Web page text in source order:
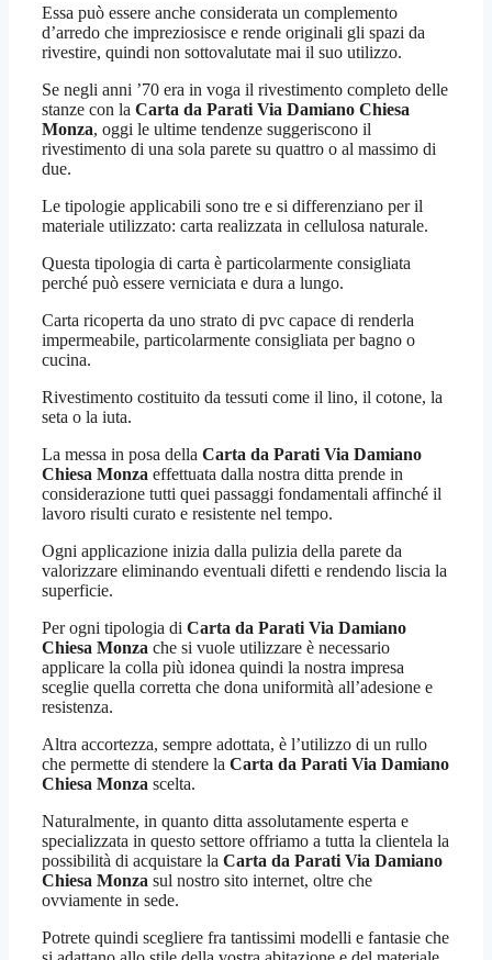
Essa può essere anche considerata un complemento
d’arredo che impreziosisce e rende originali gli spazi da
rivestire, quindi non sottovalutate mai il suo utilizzo.
Se negli anni ’70 era in voga il rivestimento completo delle
stanze con la Carta da Parati Via Damiano Chiesa
Monza, oggi le ultime tendenze suggeriscono il
rivestimento di una sola parete su quattro o al massimo di
due.
Le tipologie applicabili sono tre e si differenziano per il
materiale utilizzato: carta realizzata in cellulosa naturale.
Questa tipologia di carta è particolarmente consigliata
perché può essere verniciata e dura a lungo.
Carta ricoperta da uno strato di pvc capace di renderla
impermeabile, particolarmente consigliata per bagno o
cucina.
Rivestimento costituito da tessuti come il lino, il cotone, la
seta o la iuta.
La messa in posa della Carta da Parati Via Damiano
Chiesa Monza effettuata dalla nostra ditta prende in
considerazione tutti quei passaggi fondamentali affinché il
lavoro risulti curato e resistente nel tempo.
Ogni applicazione inizia dalla pulizia della parete da
valorizzare eliminando eventuali difetti e rendendo liscia la
superficie.
Per ogni tipologia di Carta da Parati Via Damiano
Chiesa Monza che si vuole utilizzare è necessario
applicare la colla più idonea quindi la nostra impresa
sceglie quella corretta che dona uniformità all’adesione e
resistenza.
Altra accortezza, sempre adottata, è l’utilizzo di un rullo
che permette di stendere la Carta da Parati Via Damiano
Chiesa Monza scelta.
Naturalmente, in quanto ditta assolutamente esperta e
specializzata in questo settore offriamo a tutta la clientela la
possibilità di acquistare la Carta da Parati Via Damiano
Chiesa Monza sul nostro sito internet, oltre che
ovviamente in sede.
Potrete quindi scegliere fra tantissimi modelli e fantasie che